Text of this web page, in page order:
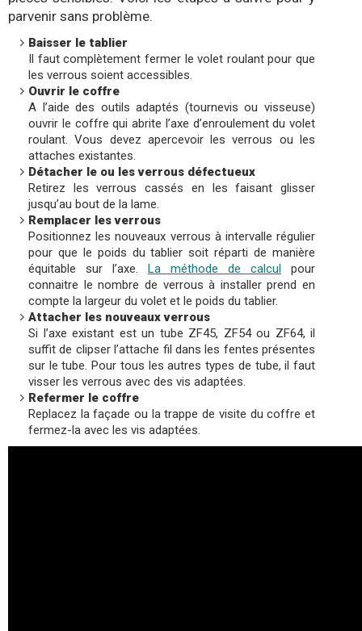
parvenir sans problème.
Baisser le tablier
Il faut complètement fermer le volet roulant pour que
les verrous soient accessibles.
Ouvrir le coffre
A l’aide des outils adaptés (tournevis ou visseuse)
ouvrir le coffre qui abrite l’axe d’enroulement du volet
roulant. Vous devez apercevoir les verrous ou les
attaches existantes.
Détacher le ou les verrous défectueux
Retirez les verrous cassés en les faisant glisser
jusqu’au bout de la lame.
Remplacer les verrous
Positionnez les nouveaux verrous à intervalle régulier
pour que le poids du tablier soit réparti de manière
équitable sur l’axe. La méthode de calcul pour
connaitre le nombre de verrous à installer prend en
compte la largeur du volet et le poids du tablier.
Attacher les nouveaux verrous
Si l’axe existant est un tube ZF45, ZF54 ou ZF64, il
suffit de clipser l’attache fil dans les fentes présentes
sur le tube. Pour tous les autres types de tube, il faut
visser les verrous avec des vis adaptées.
Refermer le coffre
Replacez la façade ou la trappe de visite du coffre et
fermez-la avec les vis adaptées.